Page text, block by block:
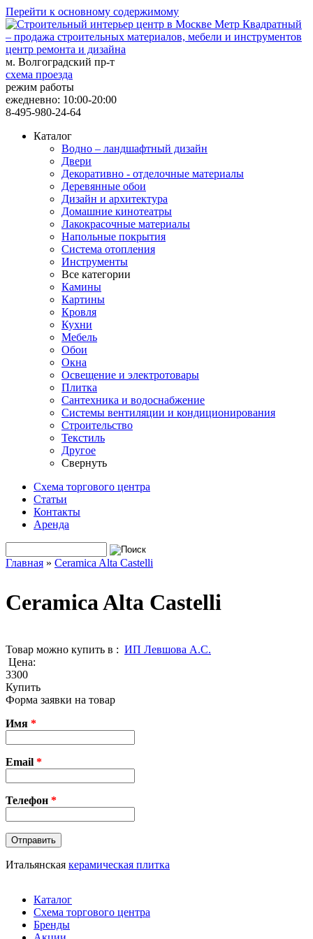
Перейти к основному содержимому
центр ремонта и дизайна
м. Волгоградский пр-т
схема проезда
режим работы
ежедневно: 10:00-20:00
8-495-980-24-64
Каталог
Водно – ландшафтный дизайн
Двери
Декоративно - отделочные материалы
Деревянные обои
Дизайн и архитектура
Домашние кинотеатры
Лакокрасочные материалы
Напольные покрытия
Система отопления
Инструменты
Все категории
Камины
Картины
Кровля
Кухни
Мебель
Обои
Окна
Освещение и электротовары
Плитка
Сантехника и водоснабжение
Системы вентиляции и кондиционирования
Строительство
Текстиль
Другое
Свернуть
Схема торгового центра
Статьи
Контакты
Аренда
Форма поиска
Главная » Ceramica Alta Castelli
Ceramica Alta Castelli
Товар можно купить в : ИП Левшова А.С.
Цена:
3300
Купить
Форма заявки на товар
Имя *
Email *
Телефон *
Итальянская керамическая плитка
Каталог
Схема торгового центра
Бренды